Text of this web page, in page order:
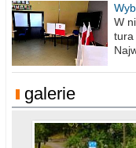
W
tura
galerie
Miasto kładzie
Konkurs
miejsca"
Ścieżka